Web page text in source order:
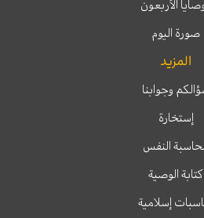
الأربعون
صورة اليوم
المزيد
وجوابنا
إستخارة
النفس
كتابة الوصية
إسلامية